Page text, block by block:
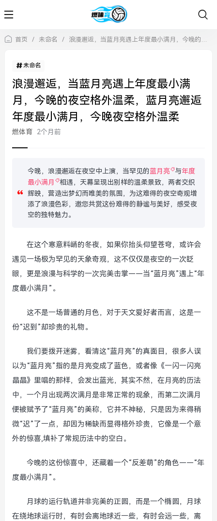
首页 / 未命名 / 浪漫邂逅，当蓝月亮遇上年度最小满月，今晚的夜空格外温柔，蓝月亮邂逅年度最小满月，今晚夜空格外温柔
未命名
浪漫邂逅，当蓝月亮遇上年度最小满
月，今晚的夜空格外温柔，蓝月亮邂逅
年度最小满月，今晚夜空格外温柔
燃体育 2个月前
今晚，浪漫邂逅在夜空中上演，当罕见的蓝月亮 与年度
最小满月
相遇，天幕呈现出别样的温柔景致，两者交织
辉映，营造出梦幻而唯美的氛围，为这难得的夜空奇观增
添了浪漫色彩，邀您共赏这份难得的静谧与美好，感受夜
空的独特魅力。
在这个寒意料峭的冬夜，如果你抬头仰望苍穹，或许会
遇见一场极为罕见的天象奇观，这不仅仅是夜空的一次眨
眼，更是浪漫与科学的一次完美击掌——当“蓝月亮”遇上“年
度最小满月”。
这不是一场普通的月色，对于天文爱好者而言，这是一
份“迟到”却珍贵的礼物。
我们要拨开迷雾，看清这“蓝月亮”的真面目，很多人误
以为“蓝月亮”指的是月亮变成了蓝色，或者像《一闪一闪亮
晶晶》里唱的那样，会发出蓝光，其实不然，在月亮的历法
中，一个月出现两次满月是非常正常的现象，而第二次满月
便被赋予了“蓝月亮”的美称，它并不神秘，只是因为来得稍
微“迟”了一点，却因为稀缺而显得格外珍贵，它像是一个意
外的惊喜,填补了常规历法中的空白。
今晚的这份惊喜中，还藏着一个“反差萌”的角色——“年
度最小满月”。
月球的运行轨道并非完美的正圆，而是一个椭圆，月球
在绕地球运行时，有时会离地球近一些，有时会远一些，离